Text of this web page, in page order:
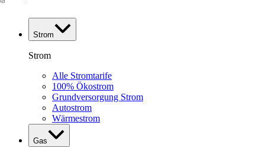
Strom
Strom
Alle Stromtarife
100% Ökostrom
Grundversorgung Strom
Autostrom
Wärmestrom
Gas